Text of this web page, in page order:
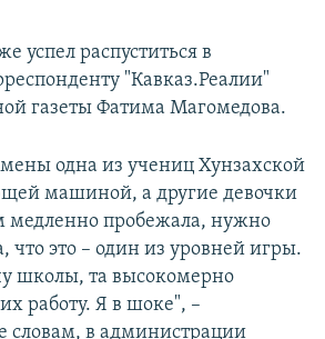
распуститься в
"Кавказ.Реалии"
газеты Фатима Магомедова.
одна из учениц Хунзахской
машиной, а другие девочки
медленно пробежала, нужно
что это – один из уровней игры.
школы, та высокомерно
работу. Я в шоке", –
словам, в администрации